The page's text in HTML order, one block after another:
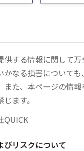
供する情報に関して
かなる損害について
また、本ページの情
ます。
QUICK
びリスクについて